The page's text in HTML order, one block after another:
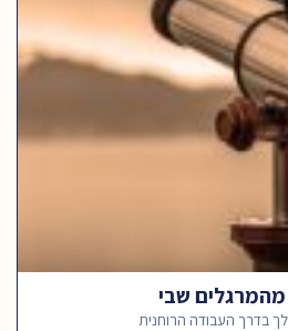
שבי
בדרך העבודה הרוחנית